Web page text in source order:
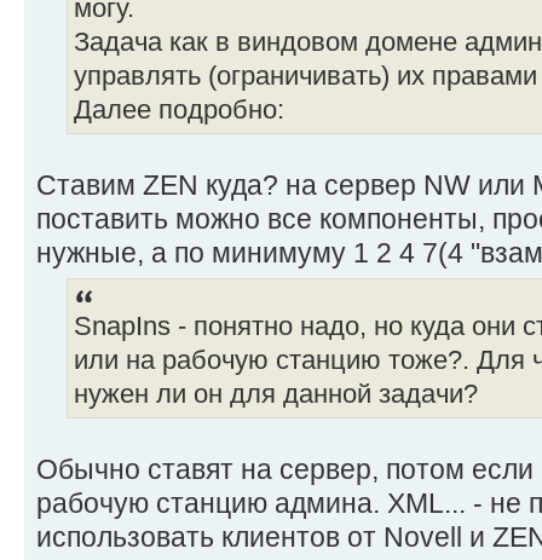
могу.
Задача как в виндовом домене
управлять (ограничивать) их
Далее подробно:
Ставим ZEN куда? на сервер NW
поставить можно все компоненты,
нужные, а по минимуму 1 2 4 7(4
SnapIns - понятно надо, но куда они
или на рабочую станцию тоже?. Для
нужен ли он для данной задачи?
Обычно ставят на сервер, потом
рабочую станцию админа. XML... - не
использовать клиентов от Novell и